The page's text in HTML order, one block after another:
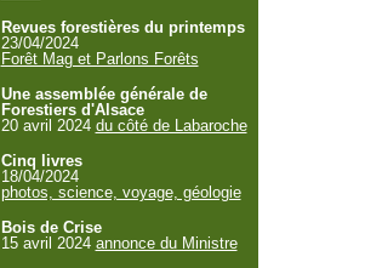
Revues forestières du printemps
23/04/2024
Forêt Mag et Parlons Forêts
Une assemblée générale de
Forestiers d'Alsace
20 avril 2024 du côté de Labaroche
Cinq livres
18/04/2024
photos, science, voyage, géologie
Bois de Crise
15 avril 2024 annonce du Ministre